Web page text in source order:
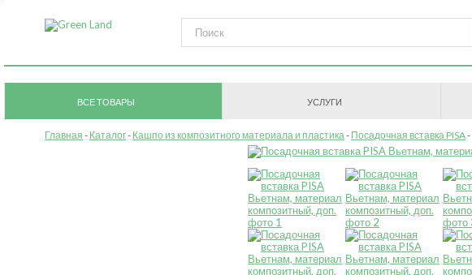
ВСЕ ТОВАРЫ УСЛУГИ
Главная Каталог Кашпо из композитного материала и пластика Посадочная вставка PISA